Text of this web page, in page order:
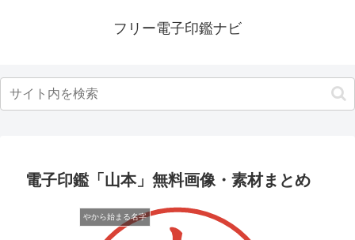
フリー電子印鑑ナビ
電子印鑑「山本」無料画像・素材まとめ
やから始まる名字